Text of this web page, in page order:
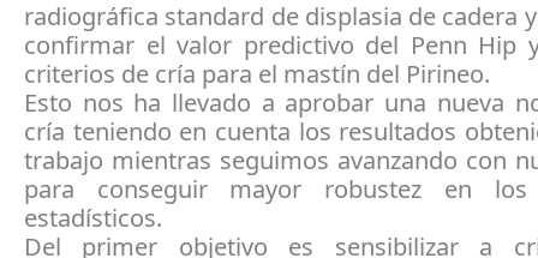
radiográfica standard de displasia de cadera
confirmar el valor predictivo del Penn Hip
criterios de cría para el mastín del Pirineo.
Esto nos ha llevado a aprobar una nueva
cría teniendo en cuenta los resultados
trabajo mientras seguimos avanzando con
para conseguir mayor robustez en los
estadísticos.
Del primer objetivo es sensibilizar a